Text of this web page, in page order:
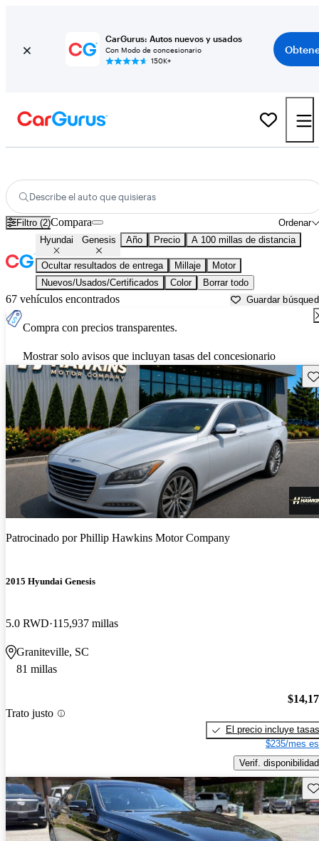
CarGurus: Autos nuevos y usados
Con Modo de concesionario
150K+
Describe el auto que quisieras
Filtro (2) Ordenar
Compara
Hyundai Genesis Año Precio A 100 millas de distancia
Ocultar resultados de entrega Millaje
Motor
Nuevos/Usados/Certificados
Color Borrar todo
67 vehículos encontrados Guardar
Compra con precios transparentes.
Mostrar solo avisos que incluyan tasas del concesionario
Patrocinado porPhillip Hawkins Motor Company
2015 Hyundai Genesis
5.0 RWD 115,937 millas
Graniteville, SC
81 millas
Trato justo
El precio incluye tasas
$235/mes
Verif. disponibilidad